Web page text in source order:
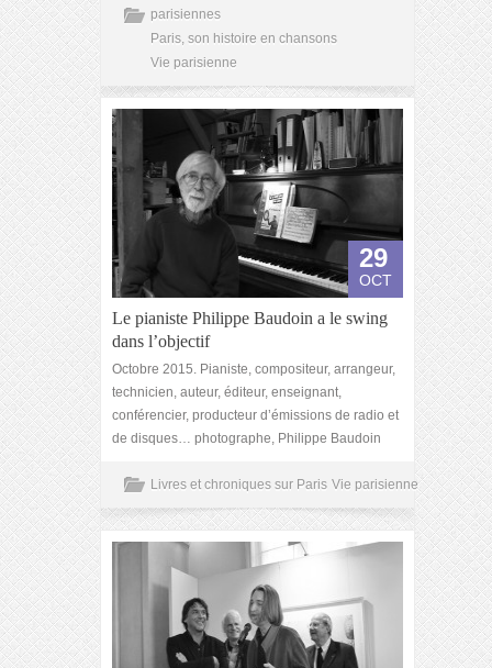
parisiennes
Paris, son histoire en chansons
Vie parisienne
29
OCT
Le pianiste Philippe Baudoin a le swing
dans l’objectif
Octobre 2015. Pianiste, compositeur, arrangeur,
technicien, auteur, éditeur, enseignant,
conférencier, producteur d’émissions de radio et
de disques… photographe, Philippe Baudoin
Livres et chroniques sur Paris Vie parisienne